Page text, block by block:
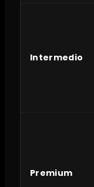
Intermedio
Premium